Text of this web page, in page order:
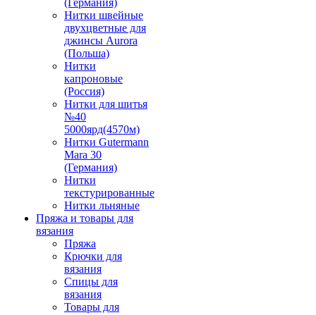
(Германия)
Нитки швейные
двухцветные для
джинсы Aurora
(Польша)
Нитки
капроновые
(Россия)
Нитки для шитья
№40
5000ярд(4570м)
Нитки Gutermann
Mara 30
(Германия)
Нитки
текстурированные
Нитки льняные
Пряжа и товары для
вязания
Пряжа
Крючки для
вязания
Спицы для
вязания
Товары для